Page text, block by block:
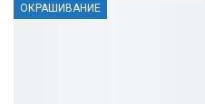
ОКРАШИВАНИЕ